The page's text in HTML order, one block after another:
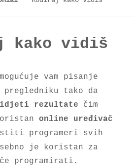
kako vidiš
vam pisanje
pregledniku tako da
rezultate čim
online uređivač
programeri svih
je koristan za
programirati.